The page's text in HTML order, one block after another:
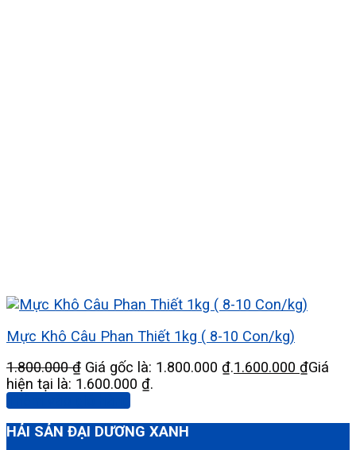
Mực Khô Câu Phan Thiết 1kg ( 8-10 Con/kg)
1.800.000₫ Giá gốc là: 1.800.000 ₫.1.600.000 ₫Giá
hiện tại là: 1.600.000 ₫.
HẢI SẢN ĐẠI DƯƠNG XANH